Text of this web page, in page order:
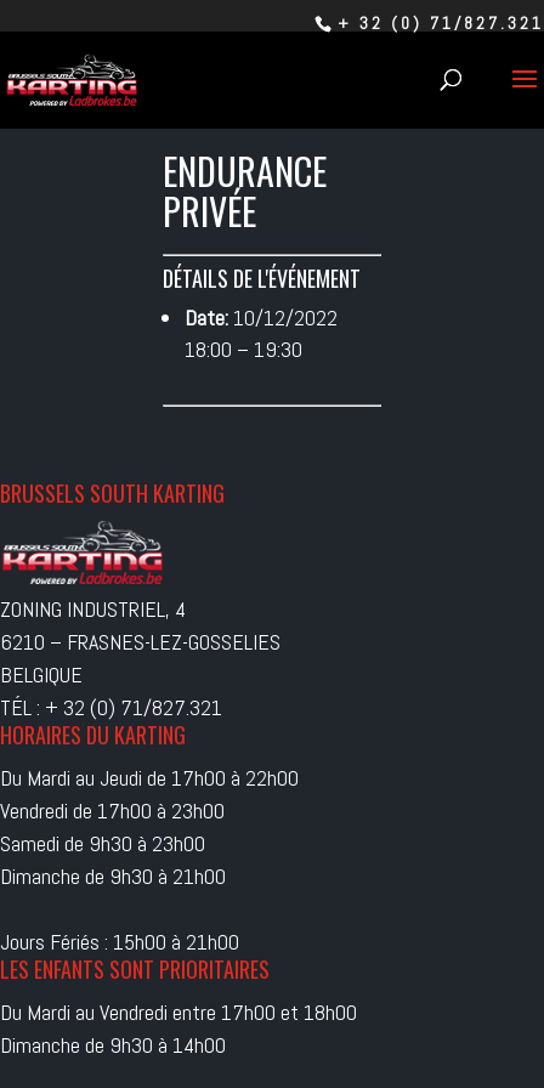
+ 32 (0) 71/827.321
ENDURANCE
PRIVÉE
DÉTAILS DE L'ÉVÉNEMENT
Date: 10/12/2022
18:00 – 19:30
BRUSSELS SOUTH KARTING
ZONING INDUSTRIEL, 4
6210 – FRASNES-LEZ-GOSSELIES
BELGIQUE
TÉL : + 32 (0) 71/827.321
HORAIRES DU KARTING
Du Mardi au Jeudi de 17h00 à 22h00
Vendredi de 17h00 à 23h00
Samedi de 9h30 à 23h00
Dimanche de 9h30 à 21h00
Jours Fériés : 15h00 à 21h00
LES ENFANTS SONT PRIORITAIRES
Du Mardi au Vendredi entre 17h00 et 18h00
Dimanche de 9h30 à 14h00